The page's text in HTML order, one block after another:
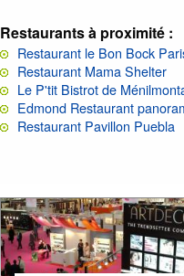
Restaurants à proximité :
Restaurant le Bon Bock
Restaurant Mama Shelter
Le P'tit Bistrot de
Edmond Restaurant
Restaurant Pavillon Puebla